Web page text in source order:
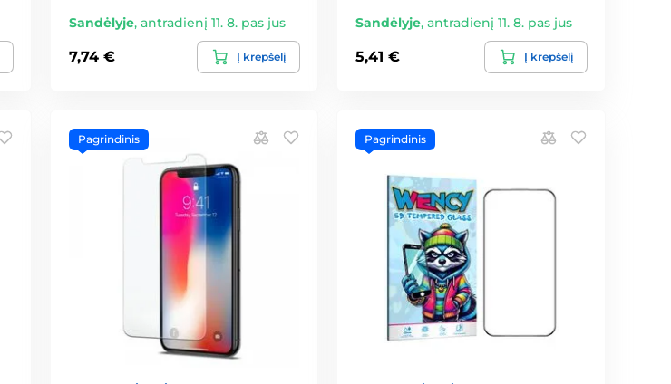
Sandėlyje, antradienį 11. 8. pas jus
7,74 € Į krepšelį
Sandėlyje,antradienį 11. 8. pas jus
5,41 € Į krepšelį
Pagrindinis Pagrindinis